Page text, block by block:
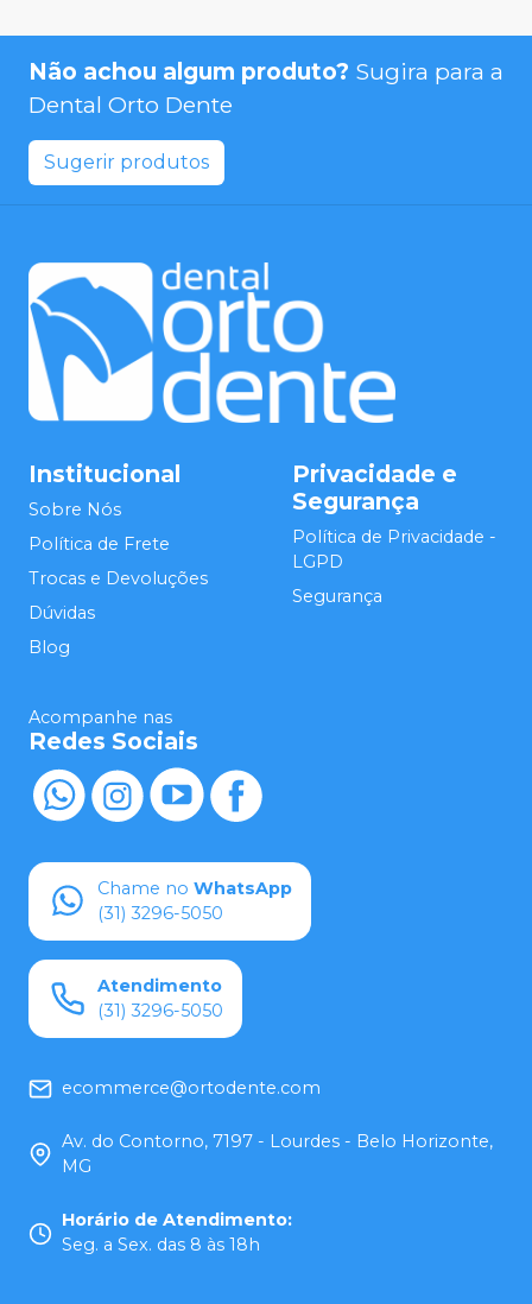
Não achou algum produto? Sugira para a
Dental Orto Dente
Sugerir produtos
Institucional
Sobre Nós
Política de Frete
Trocas e Devoluções
Dúvidas
Blog
Privacidade e
Segurança
Política de Privacidade -
LGPD
Segurança
Acompanhe nas
Redes Sociais
Chame no WhatsApp
(31) 3296-5050
Atendimento
(31) 3296-5050
ecommerce@ortodente.com
Av. do Contorno, 7197 - Lourdes - Belo Horizonte,
MG
Horário de Atendimento:
Seg. a Sex. das 8 às 18h